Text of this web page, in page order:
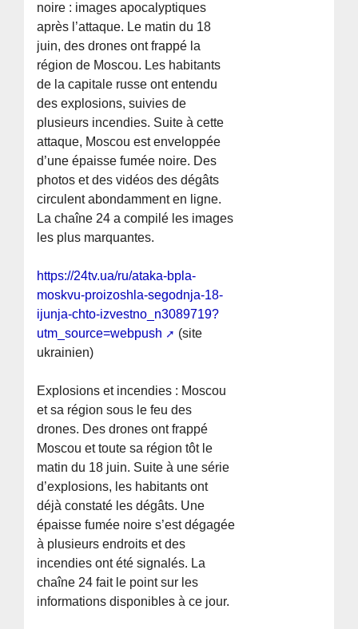
noire : images apocalyptiques
après l’attaque. Le matin du 18
juin, des drones ont frappé la
région de Moscou. Les habitants
de la capitale russe ont entendu
des explosions, suivies de
plusieurs incendies. Suite à cette
attaque, Moscou est enveloppée
d’une épaisse fumée noire. Des
photos et des vidéos des dégâts
circulent abondamment en ligne.
La chaîne 24 a compilé les images
les plus marquantes.
https://24tv.ua/ru/ataka-bpla-
moskvu-proizoshla-segodnja-18-
ijunja-chto-izvestno_n3089719?
utm_source=webpush
(site
ukrainien)
Explosions et incendies : Moscou
et sa région sous le feu des
drones. Des drones ont frappé
Moscou et toute sa région tôt le
matin du 18 juin. Suite à une série
d’explosions, les habitants ont
déjà constaté les dégâts. Une
épaisse fumée noire s’est dégagée
à plusieurs endroits et des
incendies ont été signalés. La
chaîne 24 fait le point sur les
informations disponibles à ce jour.